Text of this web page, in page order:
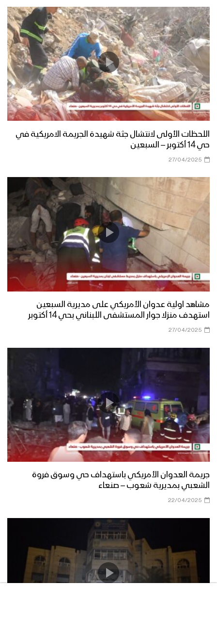
اللحظات الأولى لانتشال جثة شهيدة الجريمة الامريكية في
حي 14 أكتوبر – السبعين
27/04/2025
مشاهد اولية عدوان الأمريكي على مديرية السبعين
استهدف منزلا جوار المستشفى اللبناني بحي 14 أكتوبر
27/04/2025
جريمة العدوان الأمريكي باستهداف حي وسوق فروة
الشعبي بمديرية شعوب – صنعاء
22/04/2025